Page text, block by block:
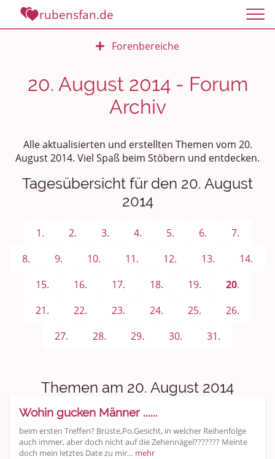
rubensfan.de
Forenbereiche
Rundum Leben
Politik und Weltgeschehen
Persönliches
Treffen und Stammtische
Shopping und Bekleidung
Urlaub und Reisen
Kochen, Backen und Genießen
Anregungen und Support
Spiel, Spaß und Sinnlosigkeit
20. August 2014 - Forum
Archiv
Alle aktualisierten und erstellten Themen vom 20.
August 2014. Viel Spaß beim Stöbern und entdecken.
Tagesübersicht für den 20. August
2014
1. 2. 3. 4. 5. 6.
7.
8.
9. 10. 11. 12. 13.
14.
15.
16. 17. 18. 19. 20.
21.
22. 23. 24. 25.
26.
27.
28. 29. 30. 31.
Themen am 20. August 2014
Wohin gucken Männer ......
beim ersten Treffen? Brüste,Po,Gesicht, in welcher Reihenfolge
auch immer, aber doch nicht auf die Zehennägel??????? Meinte
doch mein letztes Date zu mir… mehr